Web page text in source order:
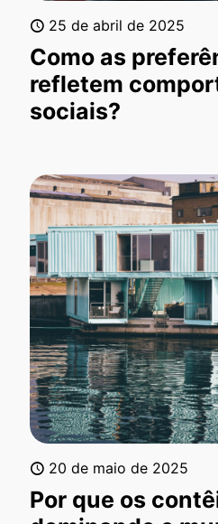
25 de abril de 2025
Como as
refletem
sociais?
20 de maio de 2025
Por que os